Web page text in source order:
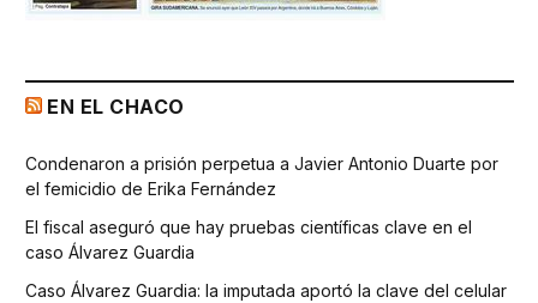
EN EL CHACO
Condenaron a prisión perpetua a Javier Antonio Duarte por
el femicidio de Erika Fernández
El fiscal aseguró que hay pruebas científicas clave en el
caso Álvarez Guardia
Caso Álvarez Guardia: la imputada aportó la clave del celular